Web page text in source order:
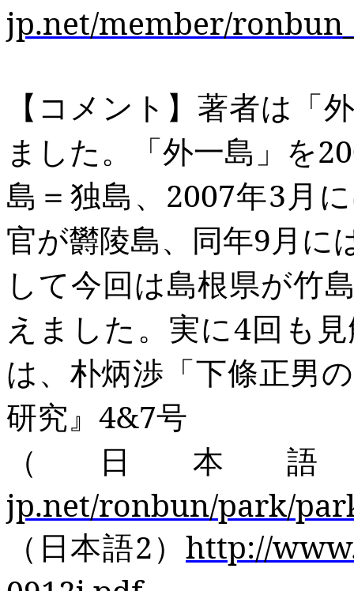
jp.net/member/
【コメント】著者は「
ました。「外一島」を
島＝独島、 2007年3月
官が欝陵島、同年9月に
して今回は島根県が竹
えました。実に4回も
は、朴炳渉「下條正男
研究』 4&7号
（日本
jp.net/ronbun/park/
（日本語2）http://